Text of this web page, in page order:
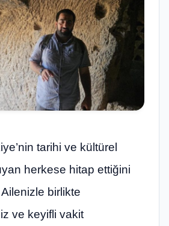
tarihi ve kültürel
herkese hitap ettiğini
birlikte
ve keyifli vakit